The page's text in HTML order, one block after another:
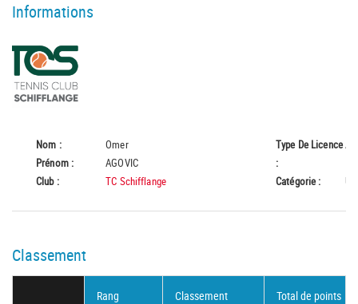
Informations
Nom :
Omer
Prénom :
AGOVIC
Club :
TC Schifflange
Type De Licence
:
A
Catégorie :
Classement
Rang Classement Total de points